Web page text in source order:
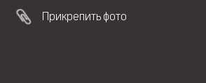
Прикрепить фото